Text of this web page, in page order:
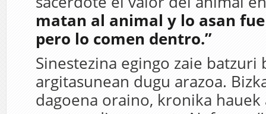
matan al animal y lo asan
pero lo comen dentro.”
Sinestezina egingo zaie batzuri
argitasunean dugu arazoa.
dagoena oraino, kronika hauek